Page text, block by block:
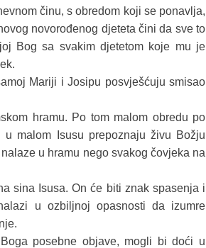
činu, s obredom koji se ponavlja,
novorođenog djeteta čini da sve to
Bog sa svakim djetetom koje mu je
Mariji i Josipu posvješćuju smisao
hramu. Po tom malom obredu po
malom Isusu prepoznaju živu Božju
u hramu nego svakog čovjeka na
sina Isusa. On će biti znak spasenja i
u ozbiljnoj opasnosti da izumre
posebne objave, mogli bi doći u